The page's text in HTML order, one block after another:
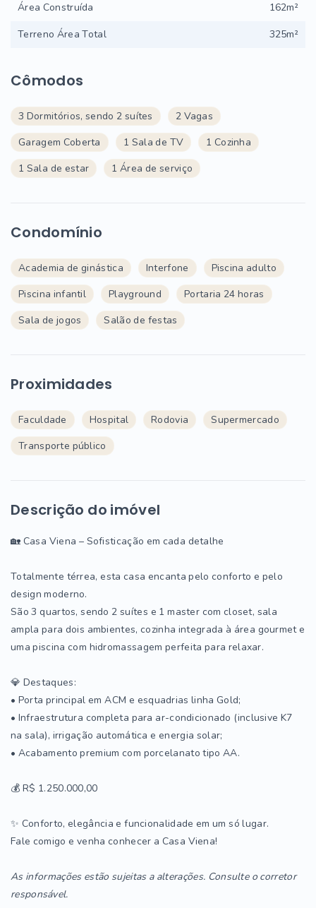
Cômodos
3 Dormitórios, sendo 2 suítes
2 Vagas
Garagem Coberta
1 Sala de TV
1 Cozinha
1 Sala de estar
1 Área de serviço
Condomínio
Academia de ginástica Interfone
Piscina adulto
Piscina infantil
Playground
Portaria 24 horas
Sala de jogos
Salão de festas
Proximidades
Faculdade Hospital Rodovia
Supermercado
Transporte público
Descrição do imóvel
🏡 Casa Viena – Sofisticação em cada detalhe
Totalmente térrea, esta casa encanta pelo conforto e pelo
design moderno.
São 3 quartos, sendo 2 suítes e 1 master com closet, sala
ampla para dois ambientes, cozinha integrada à área gourmet e
uma piscina com hidromassagem perfeita para relaxar.
💎 Destaques:
• Porta principal em ACM e esquadrias linha Gold;
• Infraestrutura completa para ar-condicionado (inclusive K7
na sala), irrigação automática e energia solar;
• Acabamento premium com porcelanato tipo AA.
💰 R$ 1.250.000,00
✨ Conforto, elegância e funcionalidade em um só lugar.
Fale comigo e venha conhecer a Casa Viena!
As informações estão sujeitas a alterações. Consulte o corretor
responsável.
Área Construída
162m²
Terreno Área Total
325m²